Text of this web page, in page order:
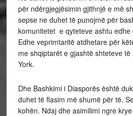
për ndërgjegjësimin gjithnjë e më
sepse ne duhet të punojmë për
komunitetet e qyteteve ashtu edhe
Edhe veprimtaritë atdhetare për
me shqiptarët e gjashtë shteteve
York.
Dhe Bashkimi i Diasporës është
duhet të flasim më shumë për të.
kohën. Ndaj dhe asimilimi ngre